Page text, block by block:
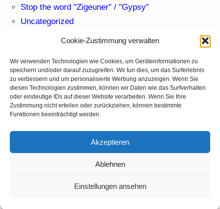
Cookie-Zustimmung verwalten
Wir verwenden Technologien wie Cookies, um Geräteinformationen zu
speichern und/oder darauf zuzugreifen. Wir tun dies, um das Surferlebnis
zu verbessern und um personalisierte Werbung anzuzeigen. Wenn Sie
diesen Technologien zustimmen, können wir Daten wie das Surfverhalten
oder eindeutige IDs auf dieser Website verarbeiten. Wenn Sie Ihre
Zustimmung nicht erteilen oder zurückziehen, können bestimmte
Funktionen beeinträchtigt werden.
Akzeptieren
Ablehnen
Einstellungen ansehen
Stop the word "Zigeuner" / "Gypsy"
Uncategorized
Mai 2023
Tags
About us antigypsyism antiziganism
antiziganismus Background Campaigns
our mission Partners Statute